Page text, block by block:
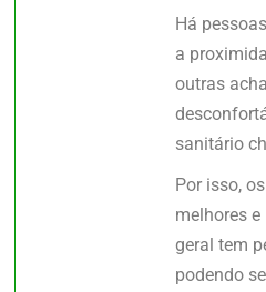
Há
a
outras
sanitário
Por isso,
melhores
geral tem
podendo